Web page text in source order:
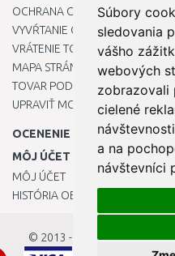
Súbory
sledovania
vášho
webových
zobrazovali
cielené
a na
návštevníci
OCHRANA OSOBNÝCH ÚDAJOV
VYVŔTANIE OTVORU DO DREZU
VRÁTENIE TOVARU /
MAPA STRÁNOK
TOVAR PODĽA ZNAČIEK
UPRAVIŤ MOJE PREDVOĽBY
OCENENIE
MÔJ ÚČET
MÔJ ÚČET
HISTÓRIA OBJEDNÁVOK
© 2013 - 2026OKmarket.sk